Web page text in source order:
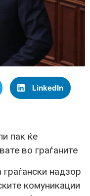
LinkedIn
пак ќе
во граѓаните
надзор
комуникации